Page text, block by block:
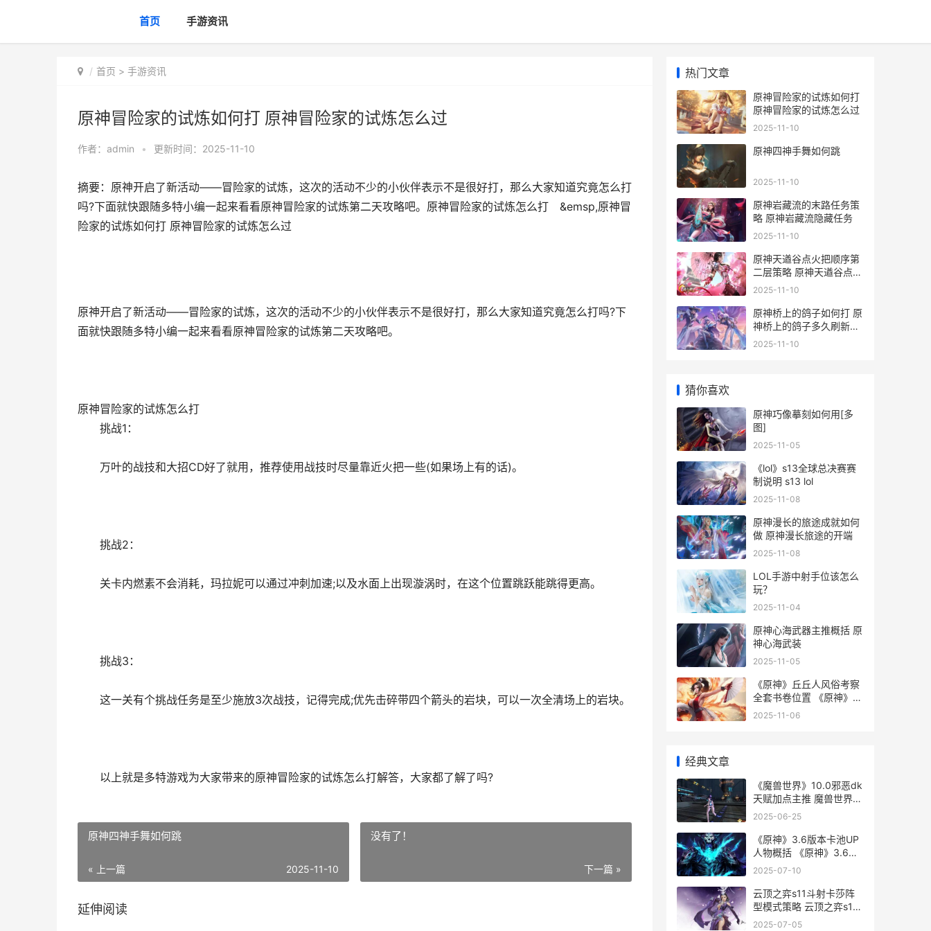
首页 手游资讯
首页 > 手游资讯
原神冒险家的试炼如何打 原神冒险家的试炼怎么过
作者： admin • 更新时间：2025-11-10
摘要：原神开启了新活动——冒险家的试炼，这次的活动不少的小伙伴表示不是很好打，那么大家知道究竟怎么打
吗?下面就快跟随多特小编一起来看看原神冒险家的试炼第二天攻略吧。原神冒险家的试炼怎么打 &emsp,原神冒
险家的试炼如何打 原神冒险家的试炼怎么过
原神开启了新活动——冒险家的试炼，这次的活动不少的小伙伴表示不是很好打，那么大家知道究竟怎么打吗?下
面就快跟随多特小编一起来看看原神冒险家的试炼第二天攻略吧。
原神冒险家的试炼怎么打
挑战1：
万叶的战技和大招CD好了就用，推荐使用战技时尽量靠近火把一些(如果场上有的话)。
挑战2：
关卡内燃素不会消耗，玛拉妮可以通过冲刺加速;以及水面上出现漩涡时，在这个位置跳跃能跳得更高。
挑战3：
这一关有个挑战任务是至少施放3次战技，记得完成;优先击碎带四个箭头的岩块，可以一次全清场上的岩块。
以上就是多特游戏为大家带来的原神冒险家的试炼怎么打解答，大家都了解了吗?
原神四神手舞如何跳
« 上一篇 2025-11-10
没有了！
下一篇 »
延伸阅读
热门文章
原神冒险家的试炼如何打
原神冒险家的试炼怎么过
2025-11-10
原神四神手舞如何跳
2025-11-10
原神岩藏流的末路任务策
略 原神岩藏流隐藏任务
2025-11-10
原神天遒谷点火把顺序第
二层策略 原神天遒谷点火
把顺序第一层答案
2025-11-10
原神桥上的鸽子如何打 原
神桥上的鸽子多久刷新一
次
2025-11-10
猜你喜欢
原神巧像摹刻如何用[多
图]
2025-11-05
《lol》s13全球总决赛赛
制说明 s13 lol
2025-11-08
原神漫长的旅途成就如何
做 原神漫长旅途的开端
2025-11-08
LOL手游中射手位该怎么
玩？
2025-11-04
原神心海武器主推概括 原
神心海武装
2025-11-05
《原神》丘丘人风俗考察
全套书卷位置 《原神》丘
丘人找到什么宝贝了,竟然
2025-11-06
经典文章
《魔兽世界》10.0邪恶dk
天赋加点主推 魔兽世界10
档画质需要什么配置
2025-06-25
《原神》3.6版本卡池UP
人物概括 《原神》3.6版
本下载
2025-07-10
云顶之弈s11斗射卡莎阵
型模式策略 云顶之弈s1斗
法阵容
2025-07-05